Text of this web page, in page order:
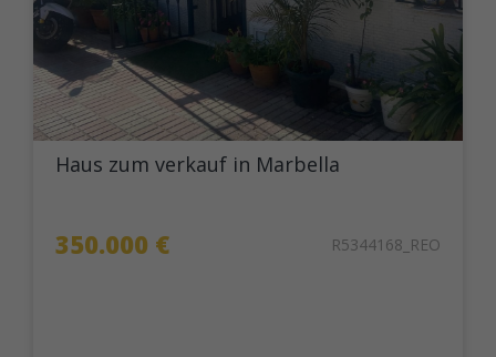
Haus zum verkauf in Marbella
350.000 € R5344168_REO